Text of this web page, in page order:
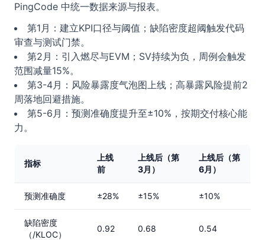
PingCode 中统一数据来源与报表。
第1月：建立KPI口径与阈值；缺陷密度超阈触发代码
审查与测试门禁。
第2月：引入燃尽与EVM；SV持续为负，周例会触发
范围减量15%。
第3-4月：风险暴露度气泡图上线；高暴露风险提前2
周落地回避措施。
第5-6月：预测准确度提升至±10%，按期交付核心能
力。
指标
上线
前
上线后（第
3月）
上线后（第
6月）
预测准确度 ±28% ±15% ±10%
缺陷密度
（/KLOC）
0.92 0.68 0.54